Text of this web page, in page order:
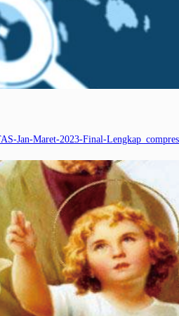
Jan-Maret-2023-Final-